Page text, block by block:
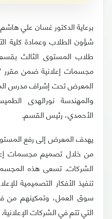
برعاية الدكتور غسان علي
شؤون الطلاب وعمادة كلية
طلاب المستوى الثالث
المعرض تحت إشراف مدرس
والمهندسة نورالهدى
الأحمدي، رئيس القسم.
يهدف المعرض إلى رفع
من خلال تصميم مجسمات
الشركات. تسعى هذه
تنفيذ الأفكار التصميمية
سوق العمل، وتمكينهم من
التي تتم في الشركات الإعلانية.